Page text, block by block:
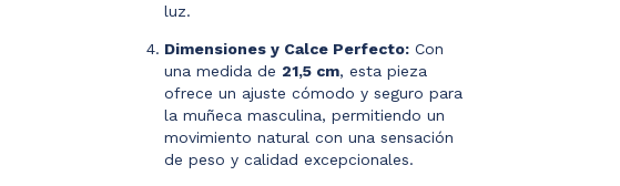
luz.
Dimensiones y Calce Perfecto: Con
una medida de 21,5 cm, esta pieza
ofrece un ajuste cómodo y seguro para
la muñeca masculina, permitiendo un
movimiento natural con una sensación
de peso y calidad excepcionales.